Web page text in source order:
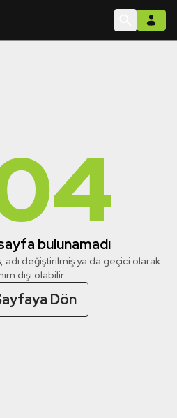
sayfa bulunamadı
adı değiştirilmiş ya da geçici olarak
dışı olabilir
Dön